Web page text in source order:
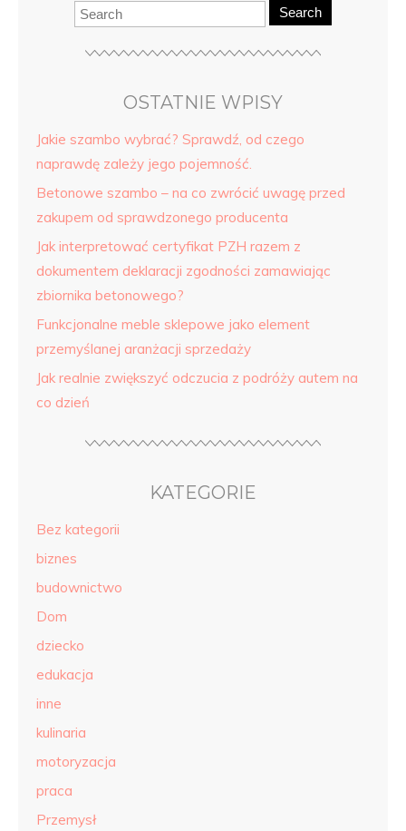
Search
OSTATNIE WPISY
Jakie szambo wybrać? Sprawdź, od czego
naprawdę zależy jego pojemność.
Betonowe szambo – na co zwrócić uwagę przed
zakupem od sprawdzonego producenta
Jak interpretować certyfikat PZH razem z
dokumentem deklaracji zgodności zamawiając
zbiornika betonowego?
Funkcjonalne meble sklepowe jako element
przemyślanej aranżacji sprzedaży
Jak realnie zwiększyć odczucia z podróży autem na
co dzień
KATEGORIE
Bez kategorii
biznes
budownictwo
Dom
dziecko
edukacja
inne
kulinaria
motoryzacja
praca
Przemysł